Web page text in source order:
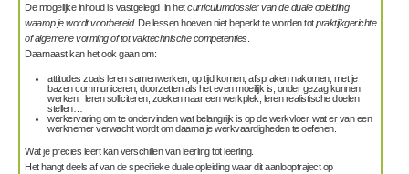
De mogelijke inhoud is vastgelegd in hetcurriculumdossier van de duale opleiding
waarop je wordt voorbereid. De lessen hoeven niet beperkt te worden totpraktijkgerichte
of algemene vorming of tot vaktechnische competenties.
Daarnaast kan het ook gaan om:
attitudes zoals leren samenwerken, op tijd komen, afspraken nakomen, met je
bazen communiceren, doorzetten als het even moeilijk is, onder gezag kunnen
werken, leren solliciteren, zoeken naar een werkplek, leren realistische doelen
stellen…
werkervaring om te ondervinden wat belangrijk is op de werkvloer, wat er van een
werknemer verwacht wordt om daarna je werkvaardigheden te oefenen.
Wat je precies leert kan verschillen van leerling tot leerling.
Het hangt deels af van de specifieke duale opleiding waar dit aanlooptraject op